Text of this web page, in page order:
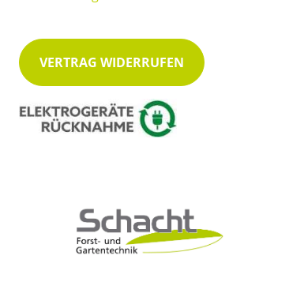
VERTRAG WIDERRUFEN